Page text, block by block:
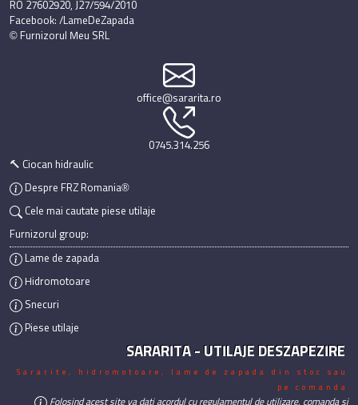
RO 27602920, J27/594/2010
Facebook: /LameDeZapada
© Furnizorul Meu SRL
office@sararita.ro
0745.314.256
🔨 Ciocan hidraulic
Despre FRZ Romania®
Cele mai cautate piese utilaje
Furnizorul group:
Lame de zapada
Hidromotoare
Snecuri
Piese utilaje
SARARITA - UTILAJE DESZAPEZIRE
Sararite, hidromotoare, lame de zapada din stoc sau
pe comanda
Folosind acest site va dati acordul cu regulamentul de utilizare, comanda si